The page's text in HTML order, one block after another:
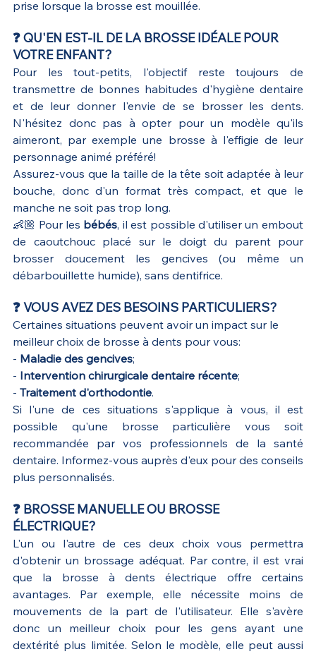
prise lorsque la brosse est mouillée.
❓ QU'EN EST-IL DE LA BROSSE IDÉALE POUR
VOTRE ENFANT?
Pour les tout-petits, l'objectif reste toujours de
transmettre de bonnes habitudes d'hygiène dentaire
et de leur donner l'envie de se brosser les dents.
N'hésitez donc pas à opter pour un modèle qu'ils
aimeront, par exemple une brosse à l'effigie de leur
personnage animé préféré!
Assurez-vous que la taille de la tête soit adaptée à leur
bouche, donc d'un format très compact, et que le
manche ne soit pas trop long.
👶🏼 Pour les bébés, il est possible d'utiliser un embout
de caoutchouc placé sur le doigt du parent pour
brosser doucement les gencives (ou même un
débarbouillette humide), sans dentifrice.
❓ VOUS AVEZ DES BESOINS PARTICULIERS?
Certaines situations peuvent avoir un impact sur le
meilleur choix de brosse à dents pour vous:
- Maladie des gencives;
- Intervention chirurgicale dentaire récente;
- Traitement d'orthodontie.
Si l'une de ces situations s'applique à vous, il est
possible qu'une brosse particulière vous soit
recommandée par vos professionnels de la santé
dentaire. Informez-vous auprès d'eux pour des conseils
plus personnalisés.
❓ BROSSE MANUELLE OU BROSSE
ÉLECTRIQUE?
L'un ou l'autre de ces deux choix vous permettra
d'obtenir un brossage adéquat. Par contre, il est vrai
que la brosse à dents électrique offre certains
avantages. Par exemple, elle nécessite moins de
mouvements de la part de l'utilisateur. Elle s'avère
donc un meilleur choix pour les gens ayant une
dextérité plus limitée. Selon le modèle, elle peut aussi